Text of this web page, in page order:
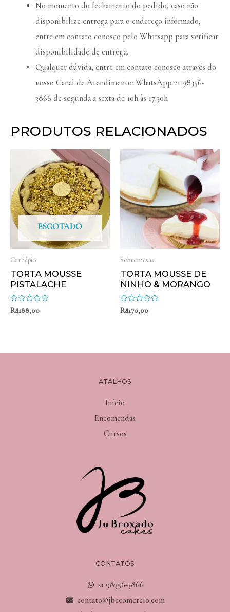
No momento do fechamento do pedido, caso não
disponibilize entrega para o endereço informado,
entre em contato conosco pelo Whatsapp para verificar
disponibilidade de entrega.
Qualquer dúvida, entre em contato conosco através do
nosso Canal de Atendimento: WhatsApp 21 98356-
3866 de segunda a sexta de 10h às 17:30h
PRODUTOS RELACIONADOS
ESGOTADO
Cardápio
TORTA MOUSSE
PISTALACHE
Avaliação
R$188,00
Sobremesas
TORTA MOUSSE DE
NINHO & MORANGO
Avaliação
R$170,00
CONTATOS
21 98356-3866
contato@jbccomercio.com
ATALHOS
Início
Encomendas
Cursos